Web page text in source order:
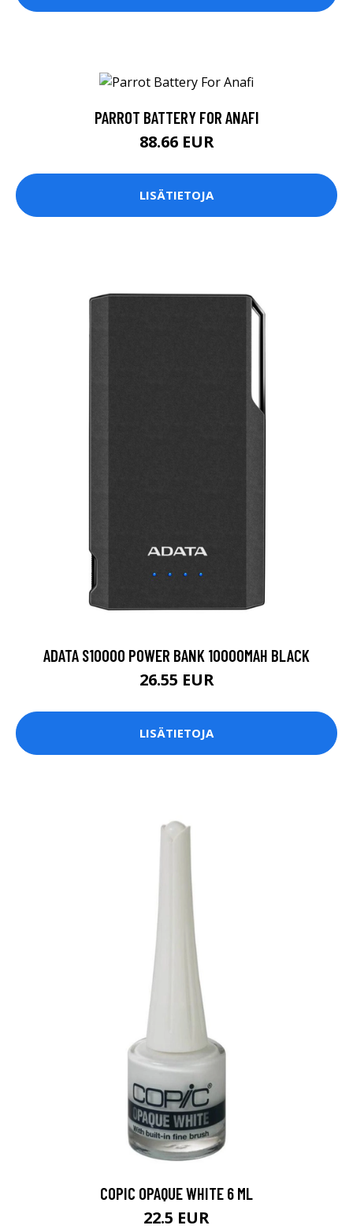
PARROT BATTERY FOR ANAFI
88.66 EUR
LISÄTIETOJA
ADATA S10000 POWER BANK 10000MAH BLACK
26.55 EUR
LISÄTIETOJA
COPIC OPAQUE WHITE 6 ML
22.5 EUR